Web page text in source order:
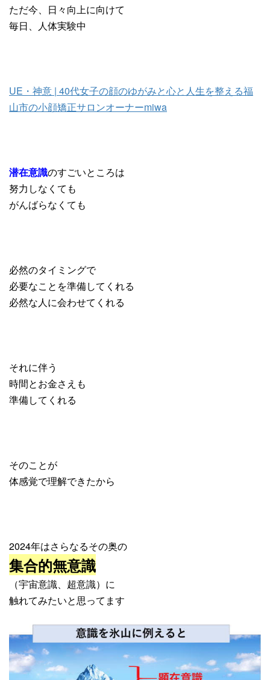
ただ今、日々向上に向けて
毎日、人体実験中
UE・神意 | 40代女子の顔のゆがみと心と人生を整える福
山市の小顔矯正サロンオーナーmiwa
潜在意識のすごいところは
努力しなくても
がんばらなくても
必然のタイミングで
必要なことを準備してくれる
必然な人に会わせてくれる
それに伴う
時間とお金さえも
準備してくれる
そのことが
体感覚で理解できたから
2024年はさらなるその奥の
集合的無意識
（宇宙意識、超意識）に
触れてみたいと思ってます